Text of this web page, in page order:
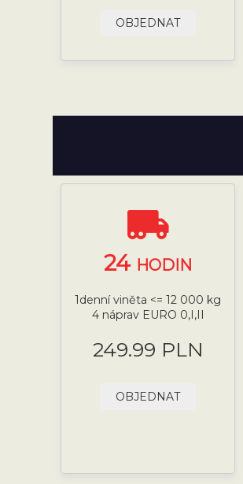
OBJEDNAT
24 HODIN
1denní viněta <= 12 000 kg
4 náprav EURO 0,I,II
249.99 PLN
OBJEDNAT